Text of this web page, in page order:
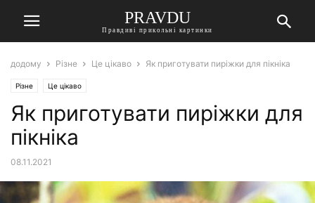
PRAVDU
Правдиві прикольні картинки
додому Різне Це цікаво Як приготувати пиріжки для пікніка
Різне Це цікаво
Як приготувати пиріжки для
пікніка
08.11.2021